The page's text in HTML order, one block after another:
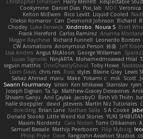
Christopher Johansen Harry Merrett Respectable
Cookymine Daniel Dias Pixi_lab MD1 Veronica
Kelton McEwen
Rico Levitt Liquid Cooled
Oleksii Komarov Can Desmond Johnson Richard
Chodey Luke Fenwick Xindrrobo Noura S Brett
Frank Hereford Carlos Ramírez Arianna
Maggie Raycheva Richard Funnell Leonardo Borsten
CW Animations Anonymous Person 鈴葵 Jeff
Lisa Anders Angus McAloon George Willaman
Lucas Signoles NinjARTA Mohamedmoawad Hilal
seguin matthis OneGhastlyGhoul Toby Howe
Liam Davis chris reis Ross styles Blaine Gray Lewis
Sabaz Ahmad maru Make Yokami c: mik Scott
Swann Fourmanoy sinsin Ken Ishikawa Stanislav
Joseph Dignan Ta Sp Matthew-Gracey Desravines
Shivam Ganju Anıl Çaylak JacobyO Bình Võ Thiên
halle stoeppler david jstevens Martín Niz Tutoriales
dokiderg Brian Lane Nathan Salla S A Cooke
Donald Stooks Little Weird Kid Stories YUKI
Maxim Nordentz
Caio Notari Tomi Ollikainen
Samuel Bassale Mathijs Peerboom Filip Nyborg
Philip Pryke Dave Fangzahn Aviation Studios